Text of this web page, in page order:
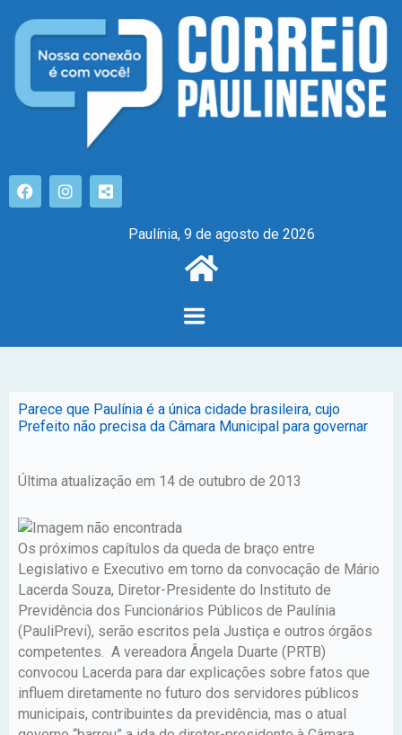
Paulínia, 9 de agosto de 2026
Parece que Paulínia é a única cidade brasileira, cujo
Prefeito não precisa da Câmara Municipal para governar
Última atualização em 14 de outubro de 2013
Os próximos capítulos da queda de braço entre
Legislativo e Executivo em torno da convocação de Mário
Lacerda Souza, Diretor-Presidente do Instituto de
Previdência dos Funcionários Públicos de Paulínia
(PauliPrevi), serão escritos pela Justiça e outros órgãos
competentes. A vereadora Ângela Duarte (PRTB)
convocou Lacerda para dar explicações sobre fatos que
influem diretamente no futuro dos servidores públicos
municipais, contribuintes da previdência, mas o atual